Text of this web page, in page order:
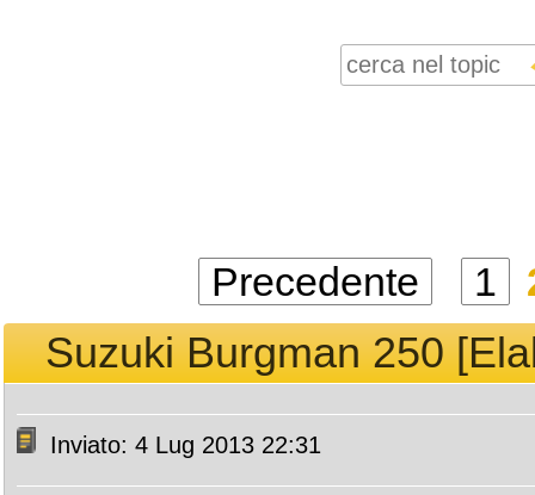
Precedente 1
Suzuki Burgman 250
Inviato: 4 Lug 2013 22:31